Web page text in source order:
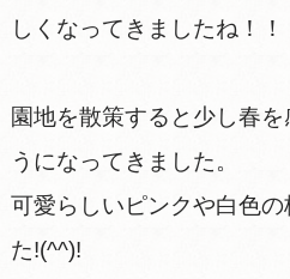
しくなってきましたね！！
園地を散策すると少し春
うになってきました。
可愛らしいピンクや白色
た!(^^)!